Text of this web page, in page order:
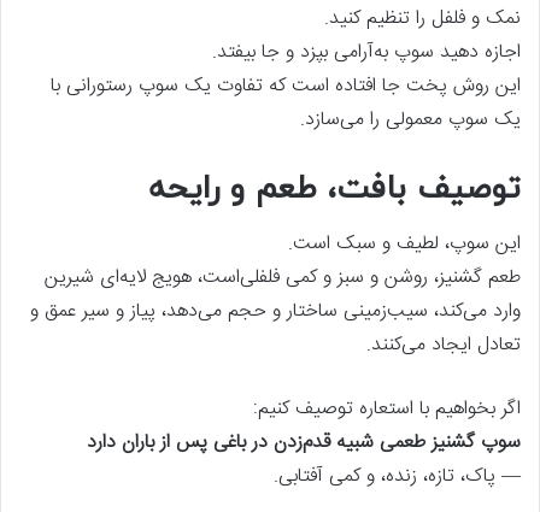
نمک و فلفل را تنظیم کنید.
اجازه دهید سوپ به‌آرامی بپزد و جا بیفتد.
این روش پخت جا افتاده است که تفاوت یک سوپ رستورانی با
یک سوپ معمولی را می‌سازد.
توصیف بافت، طعم و رایحه
این سوپ، لطیف و سبک است.
طعم گشنیز، روشن و سبز و کمی فلفلی‌است، هویج لایه‌ای شیرین
وارد می‌کند، سیب‌زمینی ساختار و حجم می‌دهد، پیاز و سیر عمق و
تعادل ایجاد می‌کنند.
اگر بخواهیم با استعاره توصیف کنیم:
سوپ گشنیز طعمی شبیه قدم‌زدن در باغی پس از باران دارد
— پاک، تازه، زنده، و کمی آفتابی.